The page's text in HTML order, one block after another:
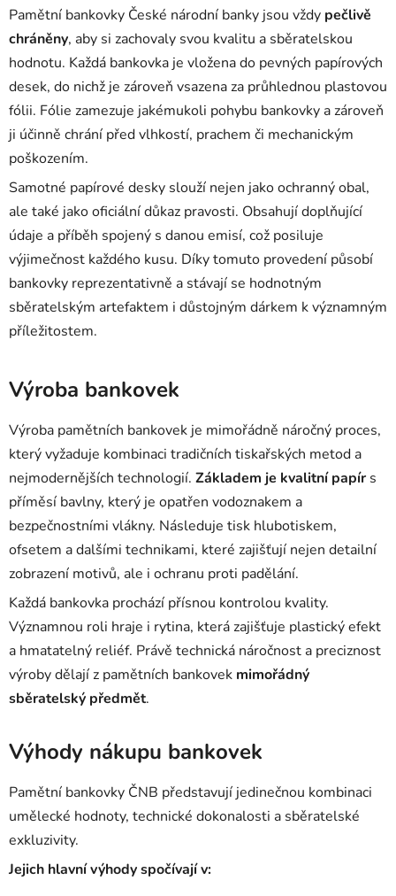
Pamětní bankovky České národní banky jsou vždy pečlivě
chráněny, aby si zachovaly svou kvalitu a sběratelskou
hodnotu. Každá bankovka je vložena do pevných papírových
desek, do nichž je zároveň vsazena za průhlednou plastovou
fólii. Fólie zamezuje jakémukoli pohybu bankovky a zároveň
ji účinně chrání před vlhkostí, prachem či mechanickým
poškozením.
Samotné papírové desky slouží nejen jako ochranný obal,
ale také jako oficiální důkaz pravosti. Obsahují doplňující
údaje a příběh spojený s danou emisí, což posiluje
výjimečnost každého kusu. Díky tomuto provedení působí
bankovky reprezentativně a stávají se hodnotným
sběratelským artefaktem i důstojným dárkem k významným
příležitostem.
Výroba bankovek
Výroba pamětních bankovek je mimořádně náročný proces,
který vyžaduje kombinaci tradičních tiskařských metod a
nejmodernějších technologií. Základem je kvalitní papír s
příměsí bavlny, který je opatřen vodoznakem a
bezpečnostními vlákny. Následuje tisk hlubotiskem,
ofsetem a dalšími technikami, které zajišťují nejen detailní
zobrazení motivů, ale i ochranu proti padělání.
Každá bankovka prochází přísnou kontrolou kvality.
Významnou roli hraje i rytina, která zajišťuje plastický efekt
a hmatatelný reliéf. Právě technická náročnost a preciznost
výroby dělají z pamětních bankovek mimořádný
sběratelský předmět.
Výhody nákupu bankovek
Pamětní bankovky ČNB představují jedinečnou kombinaci
umělecké hodnoty, technické dokonalosti a sběratelské
exkluzivity.
Jejich hlavní výhody spočívají v: